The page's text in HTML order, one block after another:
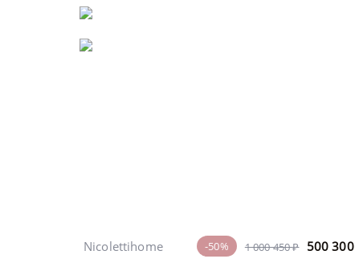
1 000 450 ₽ 500 300
-50%
Nicolettihome